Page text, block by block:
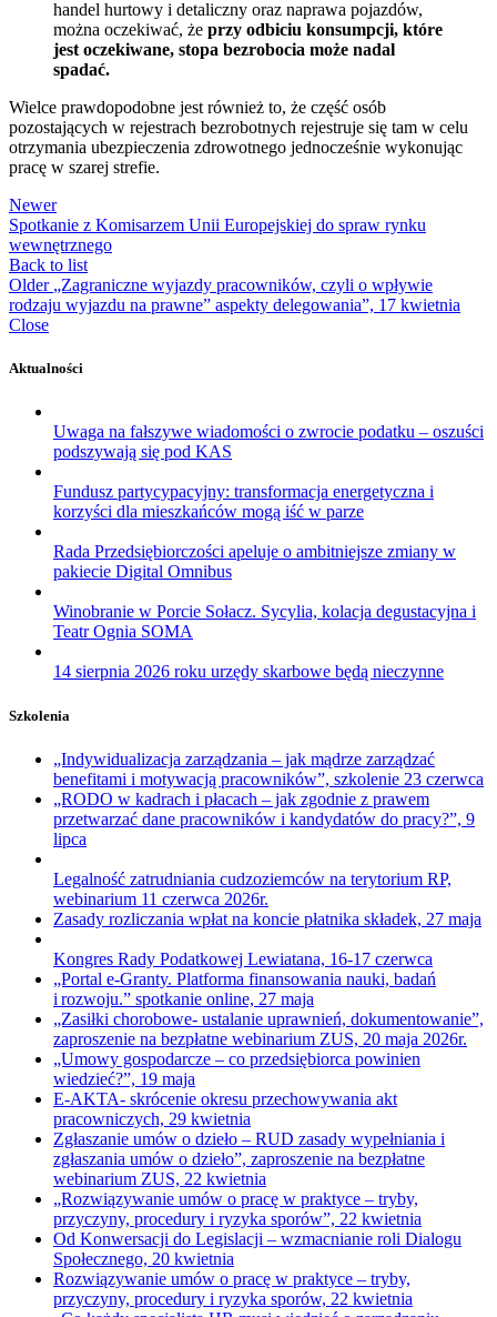
handel hurtowy i detaliczny oraz naprawa pojazdów,
można oczekiwać, że przy odbiciu konsumpcji, które
jest oczekiwane, stopa bezrobocia może nadal
spadać.
Wielce prawdopodobne jest również to, że część osób
pozostających w rejestrach bezrobotnych rejestruje się tam w celu
otrzymania ubezpieczenia zdrowotnego jednocześnie wykonując
pracę w szarej strefie.
Newer
Spotkanie z Komisarzem Unii Europejskiej do spraw rynku
wewnętrznego
Back to list
Older „Zagraniczne wyjazdy pracowników, czyli o wpływie
rodzaju wyjazdu na prawne” aspekty delegowania”, 17 kwietnia
Close
Aktualności
Uwaga na fałszywe wiadomości o zwrocie podatku – oszuści
podszywają się pod KAS
Fundusz partycypacyjny: transformacja energetyczna i
korzyści dla mieszkańców mogą iść w parze
Rada Przedsiębiorczości apeluje o ambitniejsze zmiany w
pakiecie Digital Omnibus
Winobranie w Porcie Sołacz. Sycylia, kolacja degustacyjna i
Teatr Ognia SOMA
14 sierpnia 2026 roku urzędy skarbowe będą nieczynne
Szkolenia
„Indywidualizacja zarządzania – jak mądrze zarządzać
benefitami i motywacją pracowników”, szkolenie 23 czerwca
„RODO w kadrach i płacach – jak zgodnie z prawem
przetwarzać dane pracowników i kandydatów do pracy?”, 9
lipca
Legalność zatrudniania cudzoziemców na terytorium RP,
webinarium 11 czerwca 2026r.
Zasady rozliczania wpłat na koncie płatnika składek, 27 maja
Kongres Rady Podatkowej Lewiatana, 16-17 czerwca
„Portal e-Granty. Platforma finansowania nauki, badań
i rozwoju.” spotkanie online, 27 maja
„Zasiłki chorobowe- ustalanie uprawnień, dokumentowanie”,
zaproszenie na bezpłatne webinarium ZUS, 20 maja 2026r.
„Umowy gospodarcze – co przedsiębiorca powinien
wiedzieć?”, 19 maja
E-AKTA- skrócenie okresu przechowywania akt
pracowniczych, 29 kwietnia
Zgłaszanie umów o dzieło – RUD zasady wypełniania i
zgłaszania umów o dzieło”, zaproszenie na bezpłatne
webinarium ZUS, 22 kwietnia
„Rozwiązywanie umów o pracę w praktyce – tryby,
przyczyny, procedury i ryzyka sporów”, 22 kwietnia
Od Konwersacji do Legislacji – wzmacnianie roli Dialogu
Społecznego, 20 kwietnia
Rozwiązywanie umów o pracę w praktyce – tryby,
przyczyny, procedury i ryzyka sporów, 22 kwietnia